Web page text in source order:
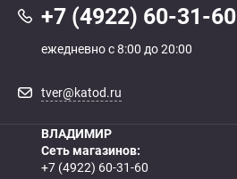
+7 (4922) 60-31-60
ежедневно с 8:00 до 20:00
tver@katod.ru
ВЛАДИМИР
Сеть магазинов:
+7 (4922) 60-31-60